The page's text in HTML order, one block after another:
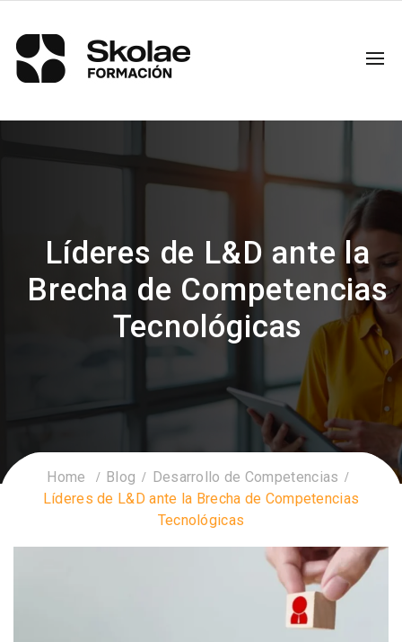
Líderes de L&D ante la
Brecha de Competencias
Tecnológicas
Home Blog
Desarrollo de Competencias
Líderes de L&D ante la Brecha de Competencias
Tecnológicas